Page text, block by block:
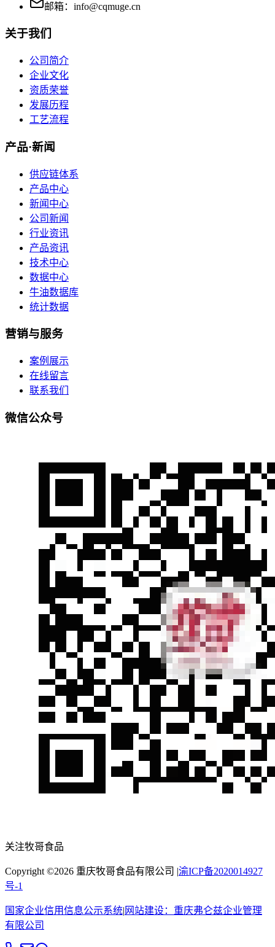
邮箱：info@cqmuge.cn
关于我们
公司简介
企业文化
资质荣誉
发展历程
工艺流程
产品·新闻
供应链体系
产品中心
新闻中心
公司新闻
行业资讯
产品资讯
技术中心
数据中心
牛油数据库
统计数据
营销与服务
案例展示
在线留言
联系我们
微信公众号
关注牧哥食品
Copyright ©2026 重庆牧哥食品有限公司 |渝ICP备2020014927
号-1
国家企业信用信息公示系统| 网站建设： 重庆弗仑兹企业管理
有限公司